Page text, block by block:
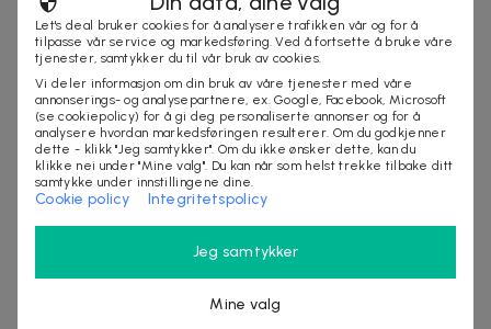
Bookinginfo får du i ordrebekreftelsen
Dealer som ikke brukes grunnet for sen booking,
sykdom, manglende oppmøte, avbestilling eller
flytting mindre enn 24 timer før bestilt time,
refunderes ikke
Mer om dealen
PIZZAMENY
Pizza Kylling
Kyllingpizza med tomat
Pizza Grønnsaker
Let's deal bruker cookies for å analysere trafikken vår og for å
tilpasse vår service og markedsføring. Ved å fortsette å bruke våre
tjenester, samtykker du til vår bruk av cookies.
Vi deler informasjon om din bruk av våre tjenester med våre
annonserings- og analysepartnere, ex. Google, Facebook, Microsoft
(se cookiepolicy) for å gi deg personaliserte annonser og for å
analysere hvordan markedsføringen resulterer. Om du godkjenner
dette - klikk "Jeg samtykker". Om du ikke ønsker dette, kan du
klikke nei under "Mine valg". Du kan når som helst trekke tilbake ditt
samtykke under innstillingene dine.
Cookie policy Integritetspolicy
Jeg samtykker
Mine valg